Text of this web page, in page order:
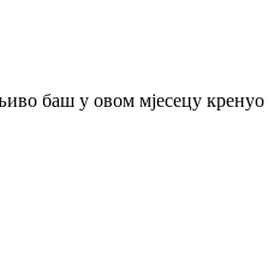
баш у овом мјесецу кренуо